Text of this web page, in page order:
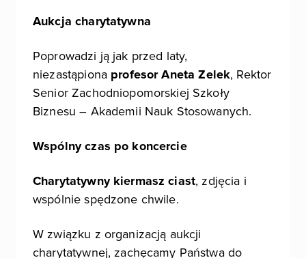
Aukcja charytatywna
Poprowadzi ją jak przed laty,
niezastąpiona profesor Aneta Zelek, Rektor
Senior Zachodniopomorskiej Szkoły
Biznesu – Akademii Nauk Stosowanych.
Wspólny czas po koncercie
Charytatywny kiermasz ciast, zdjęcia i
wspólnie spędzone chwile.
W związku z organizacją aukcji
charytatywnej, zachęcamy Państwa do